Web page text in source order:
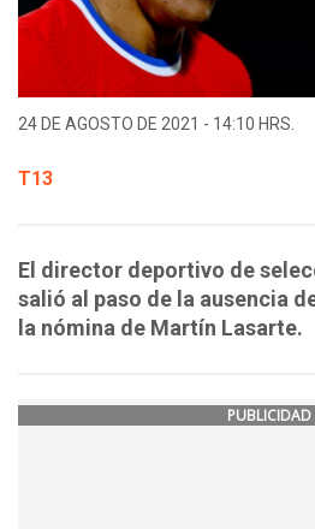
24 DE AGOSTO DE 2021 - 14:10 HRS.
T13
El director deportivo de
salió al paso de la ausencia
la nómina de Martín Lasarte.
PUBLICIDAD